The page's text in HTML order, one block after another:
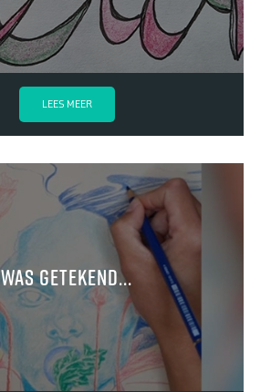
LEES MEER
Was getekend...